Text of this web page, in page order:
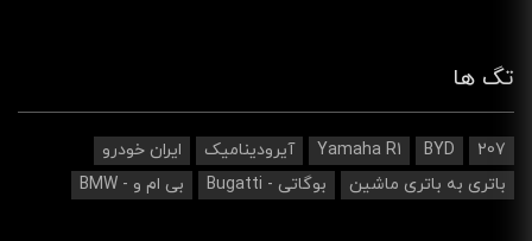
تگ ها
207
BYD
Yamaha R1 آیرودینامیک‌
ایران خودرو
باتری به باتری ماشین
بوگاتی - Bugatti بی ام و - BMW